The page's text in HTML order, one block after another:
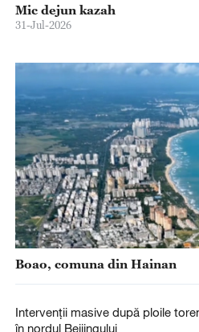
Mic dejun kazah
31-Jul-2026
Boao, comuna din Hainan
Intervenții masive după ploile
în nordul Beijingului